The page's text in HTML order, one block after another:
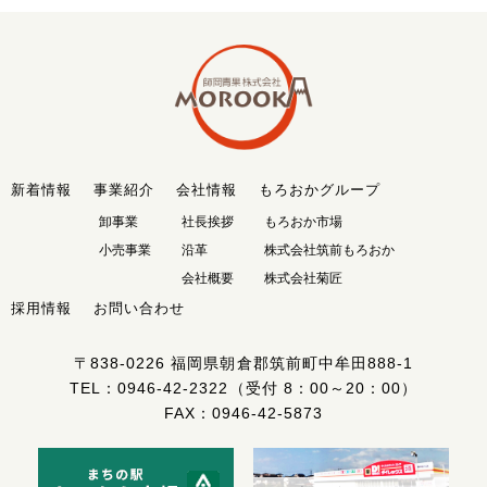
新着情報 事業紹介
卸事業
小売事業
会社情報
社長挨拶
沿革
会社概要
もろおかグループ
もろおか市場
株式会社筑前もろおか
株式会社菊匠
採用情報 お問い合わせ
〒838-0226福岡県朝倉郡筑前町中牟田888-1
TEL： 0946-42-2322
（受付 8：00～20：00）
FAX：0946-42-5873